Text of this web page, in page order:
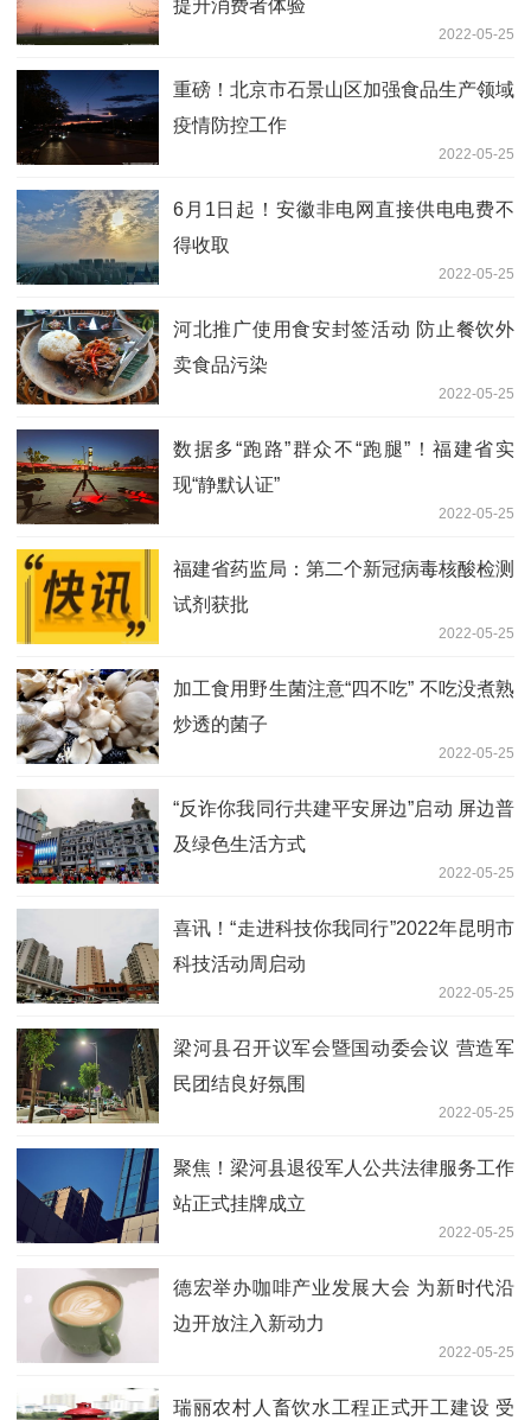
提升消费者体验
2022-05-25
重磅！北京市石景山区加强食品生产领域
疫情防控工作
2022-05-25
6月1日起！安徽非电网直接供电电费不
得收取
2022-05-25
河北推广使用食安封签活动 防止餐饮外
卖食品污染
2022-05-25
数据多“跑路”群众不“跑腿”！福建省实
现“静默认证”
2022-05-25
福建省药监局：第二个新冠病毒核酸检测
试剂获批
2022-05-25
加工食用野生菌注意“四不吃” 不吃没煮熟
炒透的菌子
2022-05-25
“反诈你我同行共建平安屏边”启动 屏边普
及绿色生活方式
2022-05-25
喜讯！“走进科技你我同行”2022年昆明市
科技活动周启动
2022-05-25
梁河县召开议军会暨国动委会议 营造军
民团结良好氛围
2022-05-25
聚焦！梁河县退役军人公共法律服务工作
站正式挂牌成立
2022-05-25
德宏举办咖啡产业发展大会 为新时代沿
边开放注入新动力
2022-05-25
瑞丽农村人畜饮水工程正式开工建设 受